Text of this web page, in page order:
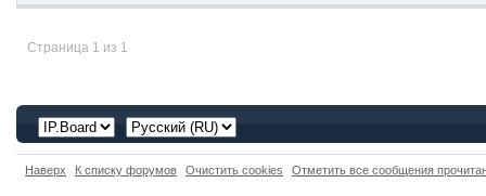
Страница 1 из 1
Наверх К списку форумов Очистить cookies Отметить все сообщения